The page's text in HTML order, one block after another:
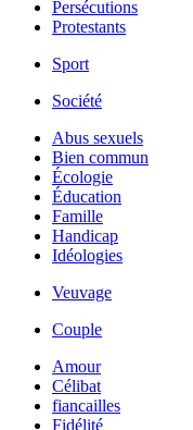
Persécutions
Protestants
Sport
Société
Abus sexuels
Bien commun
Écologie
Éducation
Famille
Handicap
Idéologies
Veuvage
Couple
Amour
Célibat
fiancailles
Fidélité